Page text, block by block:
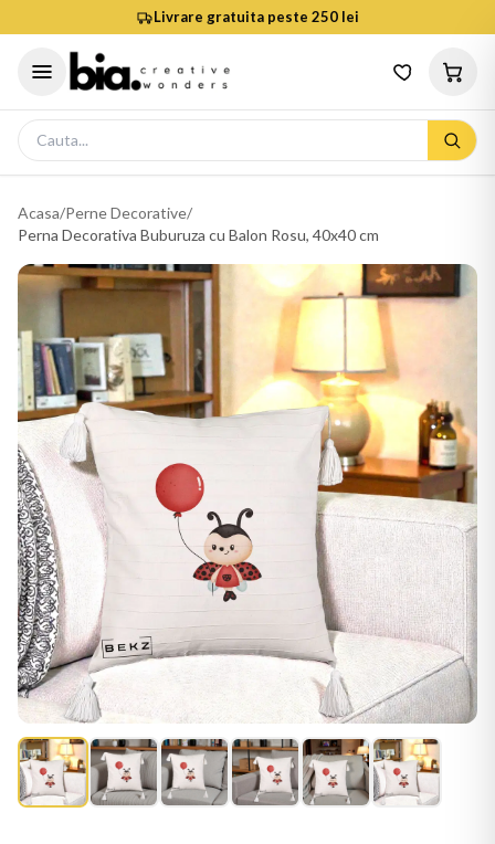
Livrare gratuita peste 250 lei
Acasa/Perne Decorative/
Perna Decorativa Buburuza cu Balon Rosu, 40x40 cm